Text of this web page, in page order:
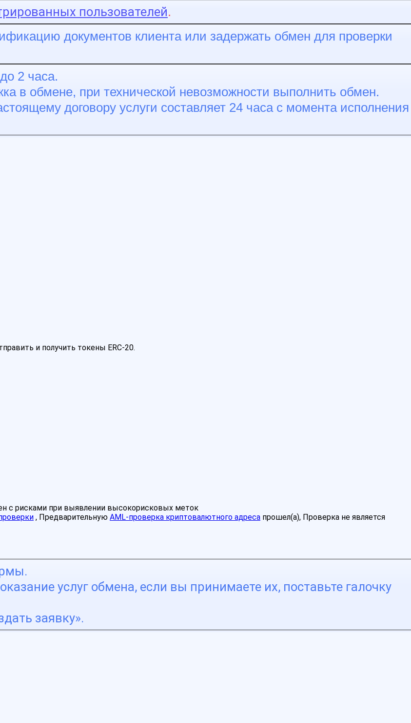
пользователей.
документов клиента или задержать обмен для проверки
2 часа.
в обмене, при технической невозможности выполнить обмен.
договору услуги составляет 24 часа с момента исполнения
и получить токены ERC-20.
с рисками при выявлении высокорисковых меток
, Предварительную AML-проверка криптовалютного адреса прошел(а), Проверка не является
услуг обмена, если вы принимаете их, поставьте галочку
заявку».